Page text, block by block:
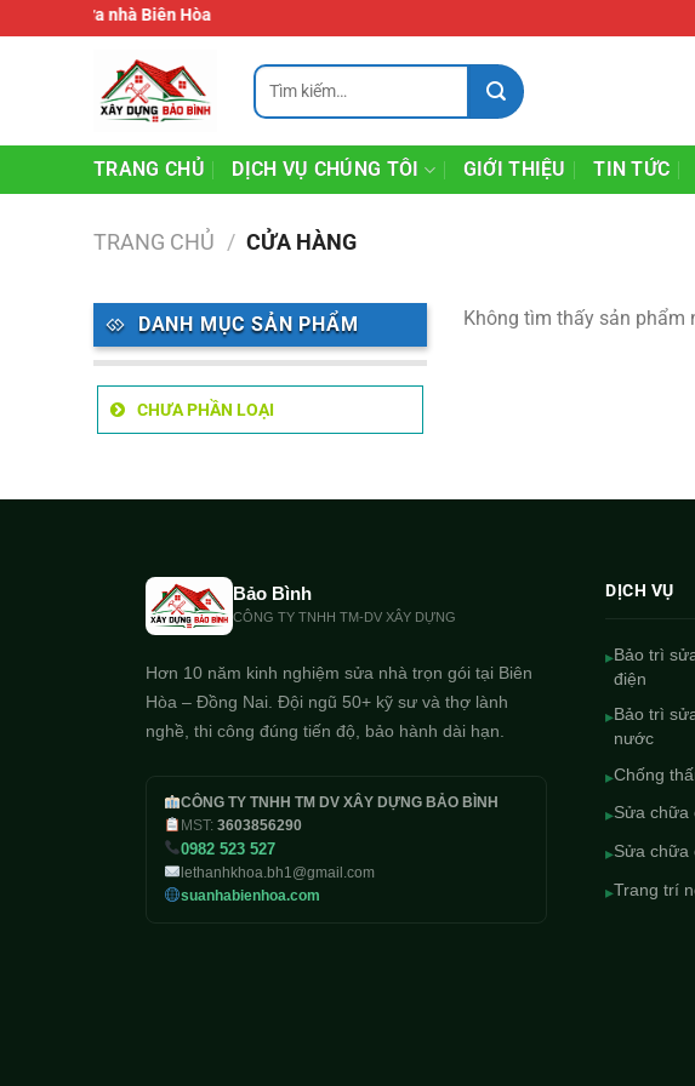
đến
Sửa nhà Biên Hòa
Tìm
kiếm:
TRANG CHỦ DỊCH VỤ CHÚNG TÔI GIỚI THIỆU TIN TỨC
TRANG CHỦ / CỬA HÀNG
DANH MỤC SẢN PHẨM
CHƯA PHẦN LOẠI
Không tìm thấy sản phẩm
Bảo Bình
CÔNG TY TNHH TM-DV XÂY DỰNG
Hơn 10 năm kinh nghiệm sửa nhà trọn gói tại Biên
Hòa – Đồng Nai. Đội ngũ 50+ kỹ sư và thợ lành
nghề, thi công đúng tiến độ, bảo hành dài hạn.
CÔNG TY TNHH TM DV XÂY DỰNG BẢO BÌNH
MST: 3603856290
0982 523 527
lethanhkhoa.bh1@gmail.com
suanhabienhoa.com
DỊCH VỤ
▸Bảo trì
điện
▸Bảo trì
nước
▸Chống
▸Sửa chữa
▸Sửa chữa
▸Trang trí